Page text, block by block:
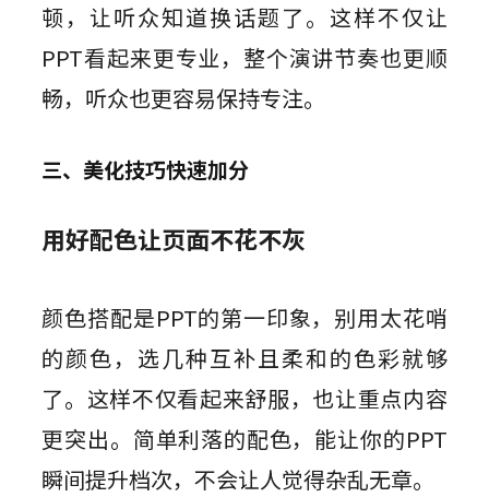
顿，让听众知道换话题了。这样不仅让
PPT看起来更专业，整个演讲节奏也更顺
畅，听众也更容易保持专注。
三、美化技巧快速加分
用好配色让页面不花不灰
颜色搭配是PPT的第一印象，别用太花哨
的颜色，选几种互补且柔和的色彩就够
了。这样不仅看起来舒服，也让重点内容
更突出。简单利落的配色，能让你的PPT
瞬间提升档次，不会让人觉得杂乱无章。